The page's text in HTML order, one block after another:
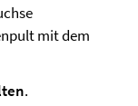
mit dem
.